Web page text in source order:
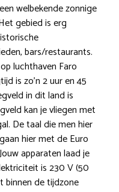
welbekende zonnige
gebied is erg
bars/restaurants.
luchthaven Faro
is zo’n 2 uur en 45
in dit land is
kan je vliegen met
De taal die men hier
hier met de Euro
apparaten laad je
is 230 V (50
binnen de tijdzone